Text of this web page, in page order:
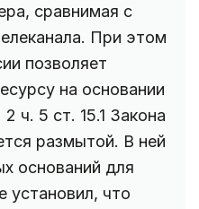
сравнимая с
При этом
позволяет
на основании
ч. 5 ст. 15.1 Закона
размытой. В ней
оснований для
установил, что